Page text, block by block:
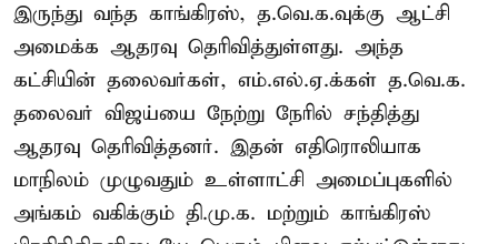
இருந்து வந்த காங்கிரஸ், த.வெ.க.வுக்கு ஆட்சி
அமைக்க ஆதரவு தெரிவித்துள்ளது. அந்த
கட்சியின் தலைவர்கள், எம்.எல்.ஏ.க்கள் த.வெ.க.
தலைவர் விஜய்யை நேற்று நேரில் சந்தித்து
ஆதரவு தெரிவித்தனர். இதன் எதிரொலியாக
மாநிலம் முழுவதும் உள்ளாட்சி அமைப்புகளில்
அங்கம் வகிக்கும் தி.மு.க. மற்றும் காங்கிரஸ்